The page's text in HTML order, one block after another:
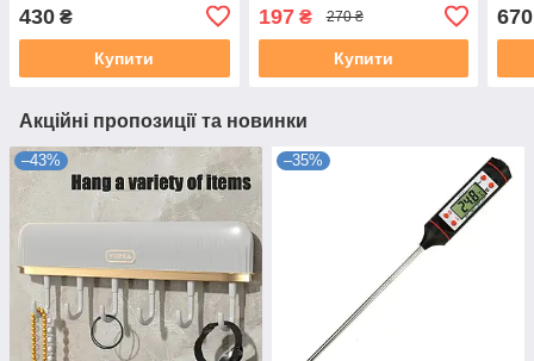
430 ₴
Купити
197₴ 270 ₴
Купити
670
Акційні пропозиції та новинки
–43% –35%